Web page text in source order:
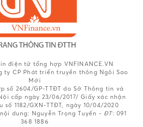
điện tử tổng hợp VNFINANCE.VN
ty CP Phát triển truyền thông Ngôi Sao
Mới
số 2604/GP-TTĐT do Sở Thông tin và
cấp ngày 23/06/2017/ Giấy xác nhận
số 1182/GXN-TTĐT, ngày 10/04/2020
dung: Nguyễn Trọng Tuyến - ĐT: 091
368 1886